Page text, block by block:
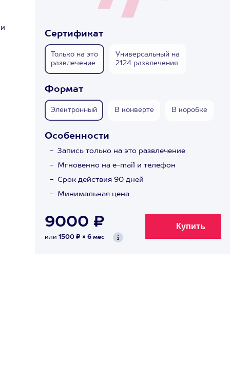
Сертификат
Только на это
развлечение
Универсальный на
2124 развлечения
Формат
Электронный В конверте В коробке
Особенности
Запись только на это развлечение
Мгновенно на e-mail и телефон
Срок действия 90 дней
Минимальная цена
9000 ₽
или 1500 ₽ × 6 мес